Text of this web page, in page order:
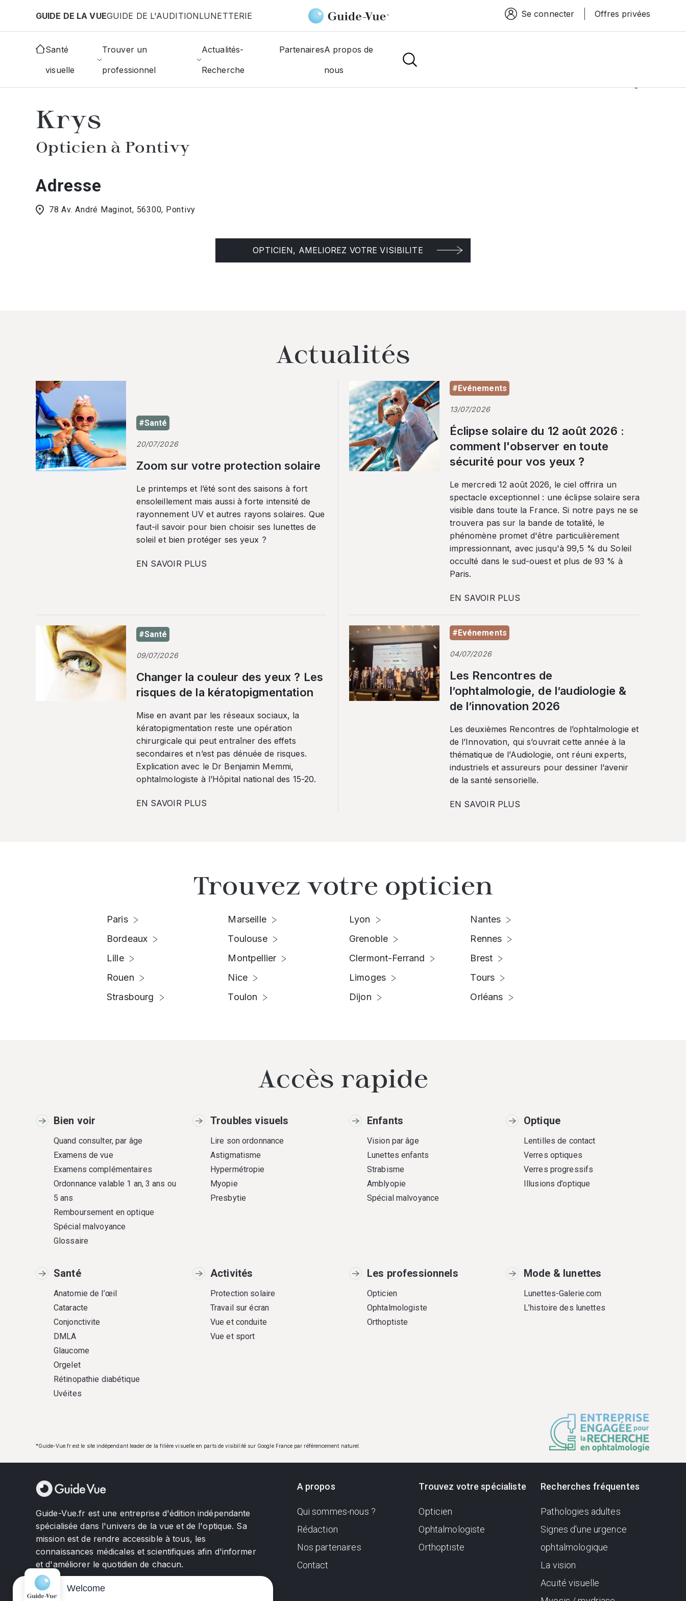
GUIDE DE LA VUEGUIDE DE L'AUDITIONLUNETTERIE Espace connexion
Se connecter Offres privées
Santé
visuelle
Trouver un
professionnel
Actualités-
Recherche
PartenairesA propos de
nous
Accueil Choisir mon opticien Pontivy Krys
Krys
Opticien à Pontivy
Adresse
78 Av. André Maginot, 56300, Pontivy
OPTICIEN, AMELIOREZ VOTRE VISIBILITE
Actualités
#Santé
20/07/2026
Zoom sur votre protection solaire
Le printemps et l’été sont des saisons à fort
ensoleillement mais aussi à forte intensité de
rayonnement UV et autres rayons solaires. Que
faut-il savoir pour bien choisir ses lunettes de
soleil et bien protéger ses yeux ?
EN SAVOIR PLUS
#Evénements
13/07/2026
Éclipse solaire du 12 août 2026 :
comment l'observer en toute
sécurité pour vos yeux ?
Le mercredi 12 août 2026, le ciel offrira un
spectacle exceptionnel : une éclipse solaire sera
visible dans toute la France. Si notre pays ne se
trouvera pas sur la bande de totalité, le
phénomène promet d'être particulièrement
impressionnant, avec jusqu'à 99,5 % du Soleil
occulté dans le sud-ouest et plus de 93 % à
Paris.
EN SAVOIR PLUS
#Santé
09/07/2026
Changer la couleur des yeux ? Les
risques de la kératopigmentation
Mise en avant par les réseaux sociaux, la
kératopigmentation reste une opération
chirurgicale qui peut entraîner des effets
secondaires et n’est pas dénuée de risques.
Explication avec le Dr Benjamin Memmi,
ophtalmologiste à l’Hôpital national des 15-20.
EN SAVOIR PLUS
#Evénements
04/07/2026
Les Rencontres de
l’ophtalmologie, de l’audiologie &
de l’innovation 2026
Les deuxièmes Rencontres de l’ophtalmologie et
de l’Innovation, qui s’ouvrait cette année à la
thématique de l’Audiologie, ont réuni experts,
industriels et assureurs pour dessiner l’avenir
de la santé sensorielle.
EN SAVOIR PLUS
Trouvez votre opticien
Paris
Bordeaux
Lille
Rouen
Strasbourg
Marseille
Toulouse
Montpellier
Nice
Toulon
Lyon
Grenoble
Clermont-Ferrand
Limoges
Dijon
Nantes
Rennes
Brest
Tours
Orléans
Accès rapide
Bien voir
Quand consulter, par âge
Examens de vue
Examens complémentaires
Ordonnance valable 1 an, 3 ans ou
5 ans
Remboursement en optique
Spécial malvoyance
Glossaire
Troubles visuels
Lire son ordonnance
Astigmatisme
Hypermétropie
Myopie
Presbytie
Enfants
Vision par âge
Lunettes enfants
Strabisme
Amblyopie
Spécial malvoyance
Optique
Lentilles de contact
Verres optiques
Verres progressifs
Illusions d’optique
Santé
Anatomie de l’œil
Cataracte
Conjonctivite
DMLA
Glaucome
Orgelet
Rétinopathie diabétique
Uvéites
Activités
Protection solaire
Travail sur écran
Vue et conduite
Vue et sport
Les professionnels
Opticien
Ophtalmologiste
Orthoptiste
Mode & lunettes
Lunettes-Galerie.com
L’histoire des lunettes
*Guide-Vue.fr est le site indépendant leader de la filière visuelle en parts de visibilité sur Google France par référencement naturel.
Guide-Vue.fr est une entreprise d'édition indépendante
spécialisée dans l'univers de la vue et de l'optique. Sa
mission est de rendre accessible à tous, les
connaissances médicales et scientifiques afin d'informer
et d'améliorer le quotidien de chacun.
A propos
Qui sommes-nous ?
Rédaction
Nos partenaires
Contact
Trouvez votre spécialiste
Opticien
Ophtalmologiste
Orthoptiste
Recherches fréquentes
Pathologies adultes
Signes d'une urgence
ophtalmologique
La vision
Acuité visuelle
Welcome